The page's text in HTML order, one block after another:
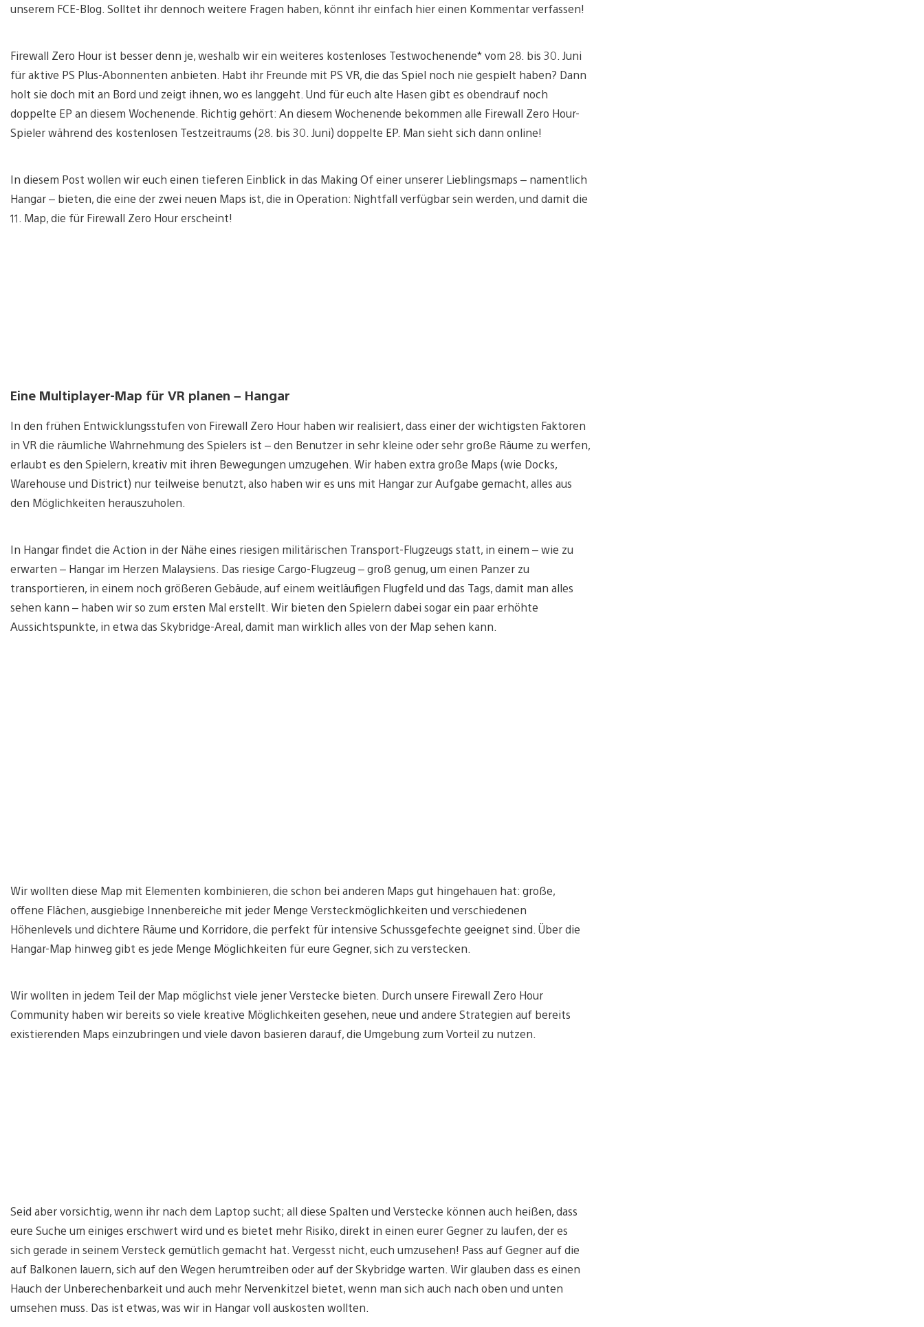
unserem FCE-Blog. Solltet ihr dennoch weitere Fragen haben, könnt ihr einfach hier einen Kommentar verfassen!
Firewall Zero Hour ist besser denn je, weshalb wir ein weiteres kostenloses Testwochenende* vom 28. bis 30. Juni
für aktive PS Plus-Abonnenten anbieten. Habt ihr Freunde mit PS VR, die das Spiel noch nie gespielt haben? Dann
holt sie doch mit an Bord und zeigt ihnen, wo es langgeht. Und für euch alte Hasen gibt es obendrauf noch
doppelte EP an diesem Wochenende. Richtig gehört: An diesem Wochenende bekommen alle Firewall Zero Hour-
Spieler während des kostenlosen Testzeitraums (28. bis 30. Juni) doppelte EP. Man sieht sich dann online!
In diesem Post wollen wir euch einen tieferen Einblick in das Making Of einer unserer Lieblingsmaps – namentlich
Hangar – bieten, die eine der zwei neuen Maps ist, die in Operation: Nightfall verfügbar sein werden, und damit die
11. Map, die für Firewall Zero Hour erscheint!
Eine Multiplayer-Map für VR planen – Hangar
In den frühen Entwicklungsstufen von Firewall Zero Hour haben wir realisiert, dass einer der wichtigsten Faktoren
in VR die räumliche Wahrnehmung des Spielers ist – den Benutzer in sehr kleine oder sehr große Räume zu werfen,
erlaubt es den Spielern, kreativ mit ihren Bewegungen umzugehen. Wir haben extra große Maps (wie Docks,
Warehouse und District) nur teilweise benutzt, also haben wir es uns mit Hangar zur Aufgabe gemacht, alles aus
den Möglichkeiten herauszuholen.
In Hangar findet die Action in der Nähe eines riesigen militärischen Transport-Flugzeugs statt, in einem – wie zu
erwarten – Hangar im Herzen Malaysiens. Das riesige Cargo-Flugzeug – groß genug, um einen Panzer zu
transportieren, in einem noch größeren Gebäude, auf einem weitläufigen Flugfeld und das Tags, damit man alles
sehen kann – haben wir so zum ersten Mal erstellt. Wir bieten den Spielern dabei sogar ein paar erhöhte
Aussichtspunkte, in etwa das Skybridge-Areal, damit man wirklich alles von der Map sehen kann.
Wir wollten diese Map mit Elementen kombinieren, die schon bei anderen Maps gut hingehauen hat: große,
offene Flächen, ausgiebige Innenbereiche mit jeder Menge Versteckmöglichkeiten und verschiedenen
Höhenlevels und dichtere Räume und Korridore, die perfekt für intensive Schussgefechte geeignet sind. Über die
Hangar-Map hinweg gibt es jede Menge Möglichkeiten für eure Gegner, sich zu verstecken.
Wir wollten in jedem Teil der Map möglichst viele jener Verstecke bieten. Durch unsere Firewall Zero Hour
Community haben wir bereits so viele kreative Möglichkeiten gesehen, neue und andere Strategien auf bereits
existierenden Maps einzubringen und viele davon basieren darauf, die Umgebung zum Vorteil zu nutzen.
Seid aber vorsichtig, wenn ihr nach dem Laptop sucht; all diese Spalten und Verstecke können auch heißen, dass
eure Suche um einiges erschwert wird und es bietet mehr Risiko, direkt in einen eurer Gegner zu laufen, der es
sich gerade in seinem Versteck gemütlich gemacht hat. Vergesst nicht, euch umzusehen! Pass auf Gegner auf die
auf Balkonen lauern, sich auf den Wegen herumtreiben oder auf der Skybridge warten. Wir glauben dass es einen
Hauch der Unberechenbarkeit und auch mehr Nervenkitzel bietet, wenn man sich auch nach oben und unten
umsehen muss. Das ist etwas, was wir in Hangar voll auskosten wollten.